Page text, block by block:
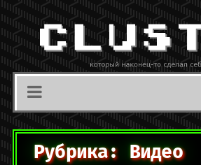
Рубрика: Видео